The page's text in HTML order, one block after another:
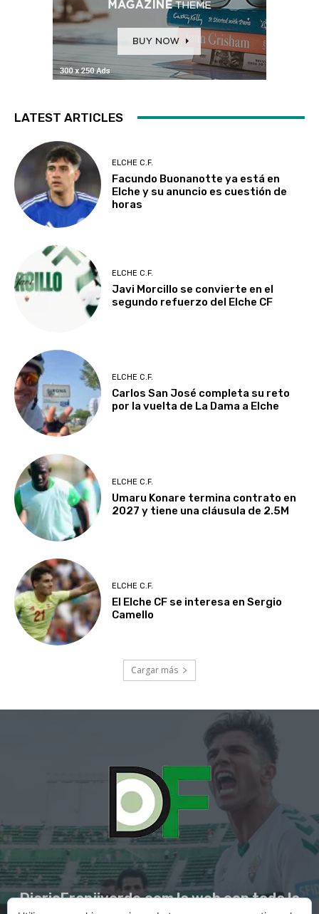
LATEST ARTICLES
ELCHE C.F.
Facundo Buonanotte ya está en
Elche y su anuncio es cuestión de
horas
ELCHE C.F.
Javi Morcillo se convierte en el
segundo refuerzo del Elche CF
ELCHE C.F.
Carlos San José completa su reto
por la vuelta de La Dama a Elche
ELCHE C.F.
Umaru Konare termina contrato en
2027 y tiene una cláusula de 2.5M
ELCHE C.F.
El Elche CF se interesa en Sergio
Camello
Cargar más
DiarioFranjiverde.com la web con toda la